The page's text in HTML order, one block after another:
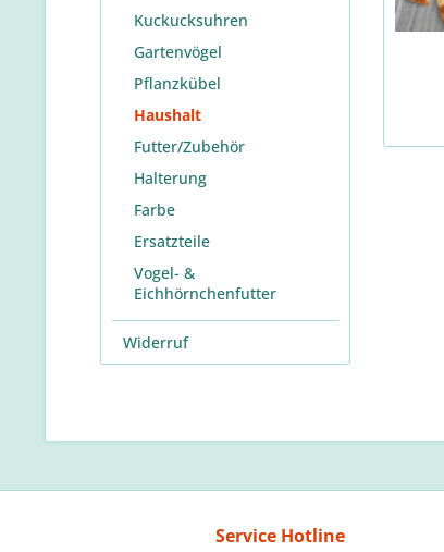
Kuckucksuhren
Gartenvögel
Pflanzkübel
Haushalt
Futter/Zubehör
Halterung
Farbe
Ersatzteile
Vogel- &
Eichhörnchenfutter
Widerruf
Service Hotline